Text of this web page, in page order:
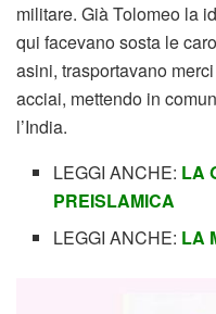
militare. Già Tolomeo la
qui facevano sosta le
asini, trasportavano
acciai, mettendo in
l’India.
LEGGI ANCHE: LA
PREISLAMICA
LEGGI ANCHE: LA